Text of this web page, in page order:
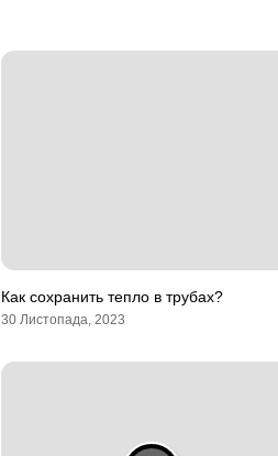
Как сохранить тепло в трубах?
30 Листопада, 2023